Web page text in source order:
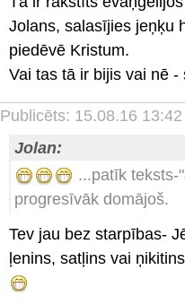
Jolans, salasījies jeņķu
piedēvē Kristum.
Vai tas tā ir bijis vai nē
Publicēts: 15.08.16 13:42
Jolan:
...patīk teksts-
progresīvāk domājoš.
Tev jau bez starpības-
ļenins, satļins vai